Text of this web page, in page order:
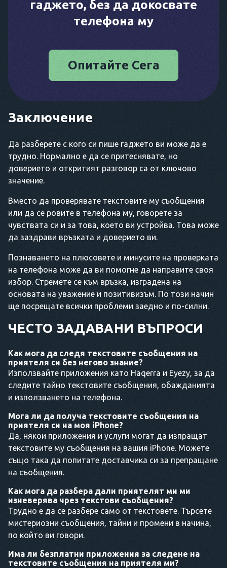
гаджето, без да докосвате
телефона му
Опитайте Сега
Заключение
Да разберете с кого си пише гаджето ви може да е
трудно. Нормално е да се притеснявате, но
доверието и откритият разговор са от ключово
значение.
Вместо да проверявате текстовите му съобщения
или да се ровите в телефона му, говорете за
чувствата си и за това, което ви устройва. Това може
да заздрави връзката и доверието ви.
Познаването на плюсовете и минусите на проверката
на телефона може да ви помогне да направите своя
избор. Стремете се към връзка, изградена на
основата на уважение и позитивизъм. По този начин
ще посрещате всички проблеми заедно и по-силни.
ЧЕСТО ЗАДАВАНИ ВЪПРОСИ
Как мога да следя текстовите съобщения на
приятеля си без негово знание?
Използвайте приложения като Haqerra и Eyezy, за да
следите тайно текстовите съобщения, обажданията
и използването на телефона.
Мога ли да получа текстовите съобщения на
приятеля си на моя iPhone?
Да, някои приложения и услуги могат да изпращат
текстовите му съобщения на вашия iPhone. Можете
също така да попитате доставчика си за препращане
на съобщения.
Как мога да разбера дали приятелят ми ми
изневерява чрез текстови съобщения?
Трудно е да се разбере само от текстовете. Търсете
мистериозни съобщения, тайни и промени в начина,
по който ви говори.
Има ли безплатни приложения за следене на
текстовите съобщения на приятеля ми?